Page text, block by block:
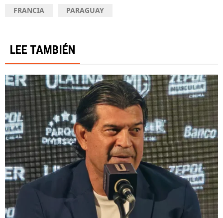
FRANCIA PARAGUAY
LEE TAMBIÉN